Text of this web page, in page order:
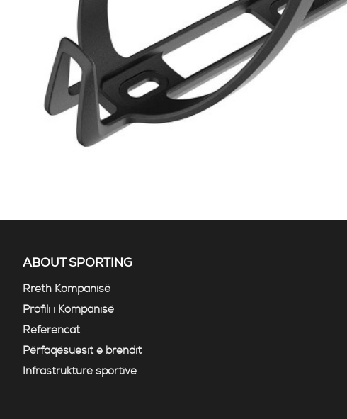
ABOUT SPORTING
Rreth Kompanisë
Profili i Kompanisë
Referencat
Përfaqësuesit e brendit
Infrastrukturë sportive